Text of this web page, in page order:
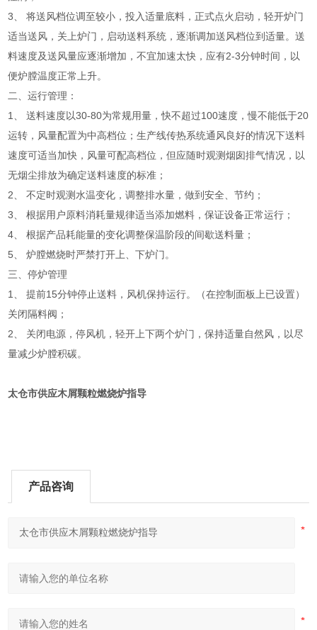
3、 将送风档位调至较小，投入适量底料，正式点火启动，轻开炉门
适当送风，关上炉门，启动送料系统，逐渐调加送风档位到适量。送
料速度及送风量应逐渐增加，不宜加速太快，应有2-3分钟时间，以
便炉膛温度正常上升。
二、运行管理：
1、 送料速度以30-80为常规用量，快不超过100速度，慢不能低于20
运转，风量配置为中高档位；生产线传热系统通风良好的情况下送料
速度可适当加快，风量可配高档位，但应随时观测烟囱排气情况，以
无烟尘排放为确定送料速度的标准；
2、 不定时观测水温变化，调整排水量，做到安全、节约；
3、 根据用户原料消耗量规律适当添加燃料，保证设备正常运行；
4、 根据产品耗能量的变化调整保温阶段的间歇送料量；
5、 炉膛燃烧时严禁打开上、下炉门。
三、停炉管理
1、 提前15分钟停止送料，风机保持运行。（在控制面板上已设置）
关闭隔料阀；
2、 关闭电源，停风机，轻开上下两个炉门，保持适量自然风，以尽
量减少炉膛积碳。
太仓市供应木屑颗粒燃烧炉指导
产品咨询